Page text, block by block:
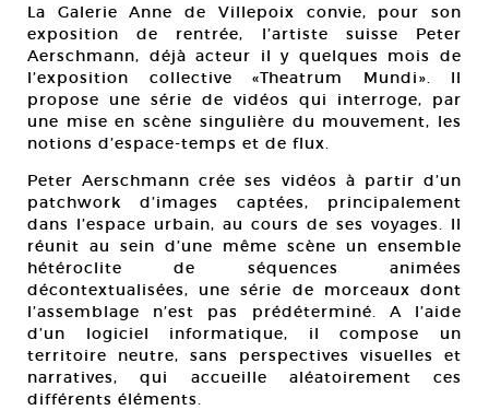
La Galerie Anne de Villepoix convie, pour son
exposition de rentrée, l’artiste suisse Peter
Aerschmann, déjà acteur il y quelques mois de
l’exposition collective «Theatrum Mundi». Il
propose une série de vidéos qui interroge, par
une mise en scène singulière du mouvement, les
notions d’espace-temps et de flux.
Peter Aerschmann crée ses vidéos à partir d’un
patchwork d’images captées, principalement
dans l’espace urbain, au cours de ses voyages. Il
réunit au sein d’une même scène un ensemble
hétéroclite de séquences animées
décontextualisées, une série de morceaux dont
l’assemblage n’est pas prédéterminé. A l’aide
d’un logiciel informatique, il compose un
territoire neutre, sans perspectives visuelles et
narratives, qui accueille aléatoirement ces
différents éléments.